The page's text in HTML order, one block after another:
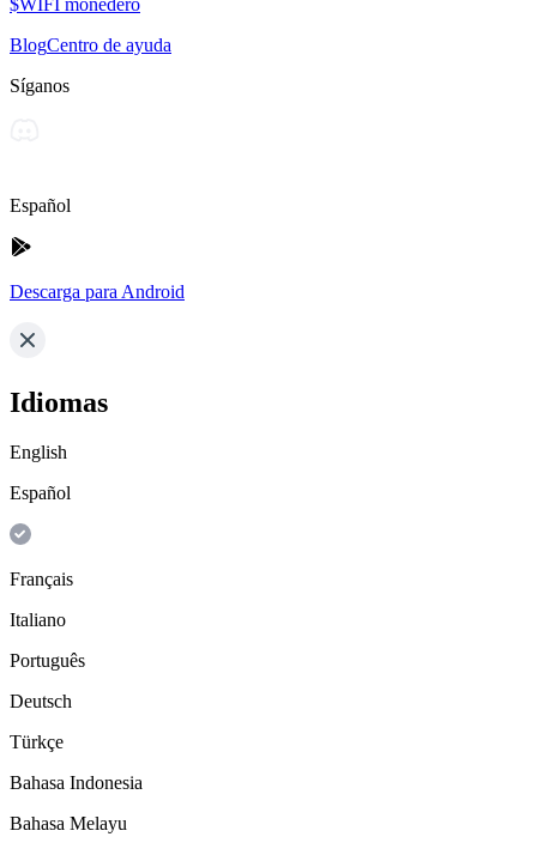
BlogCentro de ayuda
Síganos
Español
Descarga para Android
Idiomas
English
Español
Français
Italiano
Português
Deutsch
Türkçe
Bahasa Indonesia
Bahasa Melayu